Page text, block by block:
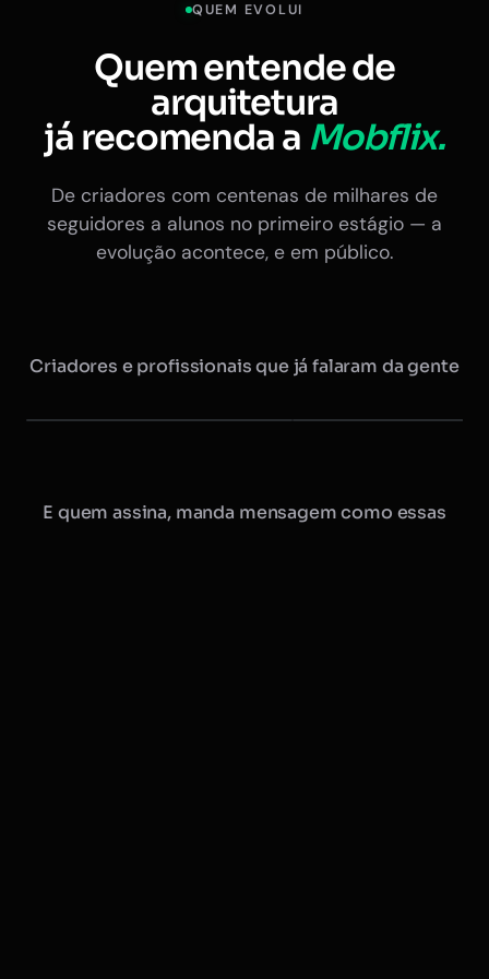
QUEM EVOLUI
Quem entende de
arquitetura
já recomenda a Mobflix.
De criadores com centenas de milhares de
seguidores a alunos no primeiro estágio — a
evolução acontece, e em público.
Criadores e profissionais que já falaram da gente
Maurício @arquitretas Eduardo Nóbrega
E quem assina, manda mensagem como essas